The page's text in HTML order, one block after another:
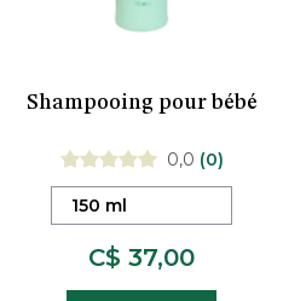
Shampooing pour bébé
0,0 (0)
150 ml
C$ 37,00